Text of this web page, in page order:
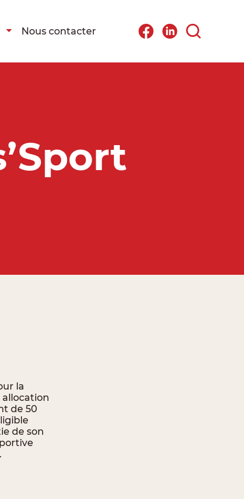
Nous contacter
la
allocation
de 50
de son